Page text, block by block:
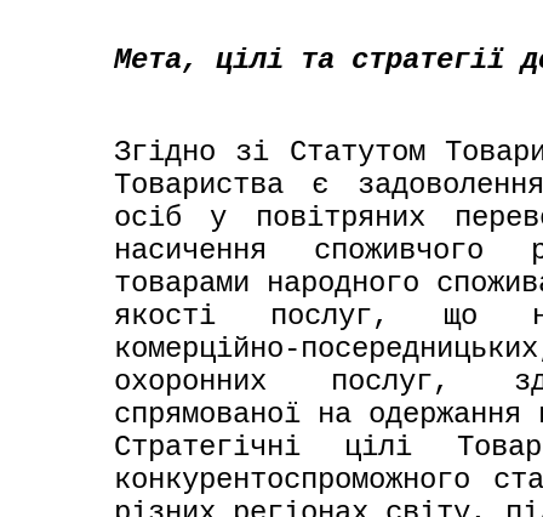
Мета, цілі та стратегії
Згідно зі Статутом
Товариства є
осіб у повітряних
насичення споживчого
товарами народного
якості послуг, що
комерційно-
охоронних послуг,
спрямованої на одержання
Стратегiчні цілі
конкурентоспроможного